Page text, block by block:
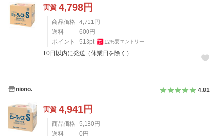
実質 4,798円
商品価格 4,711 円
送料
600 円
ポイント
513pt 12%要エントリー
10日以内に発送（休業日を除く）
niono. 4.81
実質 4,941円
商品価格 5,180 円
送料
0 円